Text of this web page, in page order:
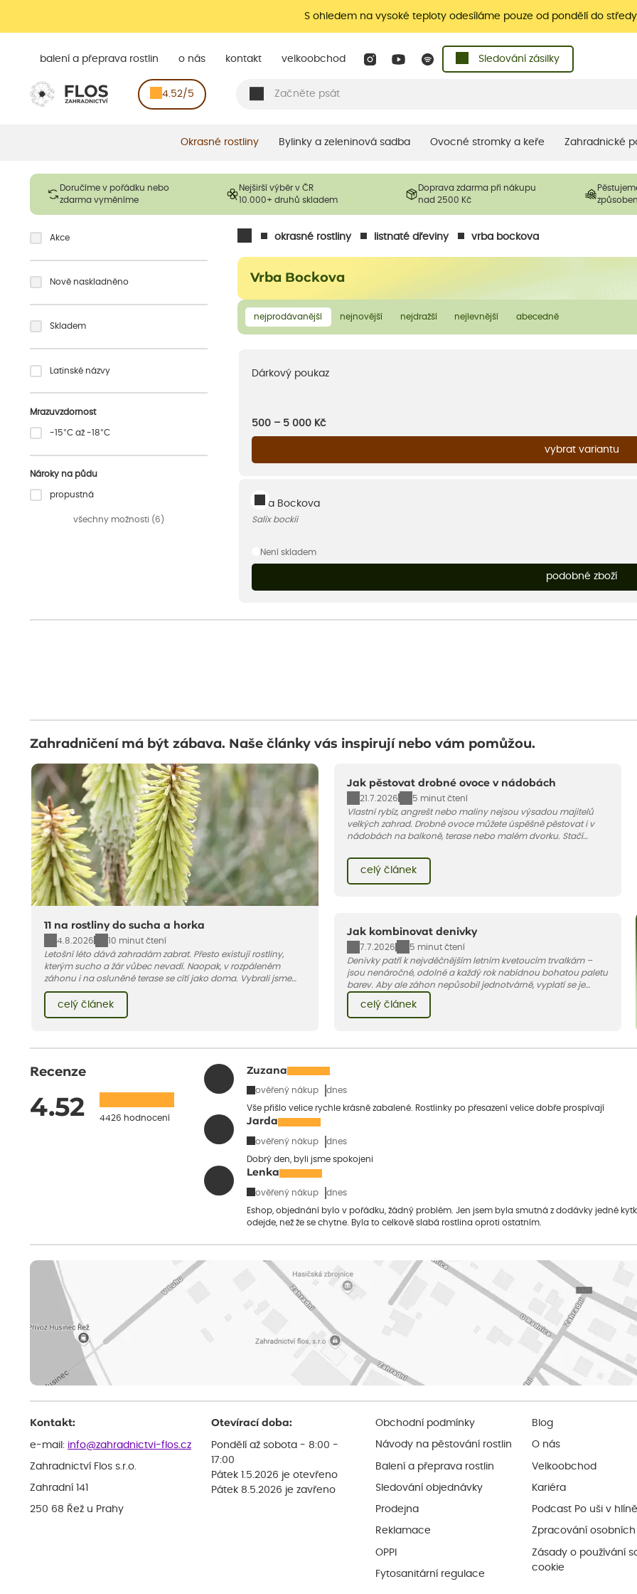
S ohledem na vysoké teploty odesíláme pouze od pondělí do středy
balení a přeprava rostlin o nás kontakt velkoobchod Sledování zásilky
4.52/5
Okrasné rostliny Bylinky a zeleninová sadba Ovocné stromky a keře Zahradnické
Doručíme v pořádku nebo
zdarma vyměníme
Nejširší výběr v ČR
10.000+ druhů skladem
Doprava zdarma při nákupu
nad 2500 Kč
okrasné rostliny listnaté dřeviny vrba bockova
Vrba Bockova
nejprodávanější nejnovější nejdražší nejlevnější abecedně
Akce
Nově naskladněno
Skladem
Latinské názvy
Mrazuvzdornost
-15°C až -18°C
Nároky na půdu
propustná
všechny možnosti (6)
Dárkový poukaz
500 – 5 000 Kč
vybrat variantu
Vrba Bockova
Salix bockii
Není skladem
podobné zboží
Zahradničení má být zábava. Naše články vás inspirují nebo vám pomůžou.
11 na rostliny do sucha a horka
4.8.2026
10 minut čtení
Letošní léto dává zahradám zabrat. Přesto existují rostliny,
kterým sucho a žár vůbec nevadí. Naopak, v rozpáleném
záhonu i na osluněné terase se cítí jako doma. Vybrali jsme
pro vás 11 tipů na odolné druhy, které zvládnou horké a suché
léto bez pravidelné zálivky. Pojďme se podívat, které to jsou.
celý článek
Jak pěstovat drobné ovoce v nádobách
21.7.2026
5 minut čtení
Vlastní rybíz, angrešt nebo maliny nejsou výsadou majitelů
velkých zahrad. Drobné ovoce můžete úspěšně pěstovat i v
nádobách na balkoně, terase nebo malém dvorku. Stačí
pár základních pravidel. V tomto článku vám poradíme, jak na
celý článek
Jak kombinovat denivky
7.7.2026
5 minut čtení
Denivky patří k nejvděčnějším letním kvetoucím trvalkám –
jsou nenáročné, odolné a každý rok nabídnou bohatou paletu
barev. Aby ale záhon nepůsobil jednotvárně, vyplatí se je
jakými trvalkami a travinami denivky nejlépe ladí.
celý článek
Recenze
4.52 4426 hodnocení
Zuzana
ověřený nákup dnes
Vše přišlo velice rychle krásně zabalené. Rostlinky po přesazení velice dobře prospívají
Jarda
ověřený nákup dnes
Dobrý den, byli jsme spokojeni
Lenka
ověřený nákup dnes
Eshop, objednání bylo v pořádku, žádný problém. Jen jsem byla smutná z dodávky jedné
odejde, než že se chytne. Byla to celkově slabá rostlina oproti ostatním.
Kontakt:
e-mail: info@zahradnictvi-flos.cz
Zahradnictví Flos s.r.o.
Zahradní 141
250 68 Řež u Prahy
Otevírací doba:
Pondělí až sobota - 8:00 -
17:00
Pátek 1.5.2026 je otevřeno
Pátek 8.5.2026 je zavřeno
Obchodní podmínky
Návody na pěstování rostlin
Balení a přeprava rostlin
Sledování objednávky
Prodejna
Reklamace
OPPI
Fytosanitární regulace
Blog
O nás
Velkoobchod
Kariéra
Podcast Po uši v hlíně
Zpracování
Zásady o používání
cookie